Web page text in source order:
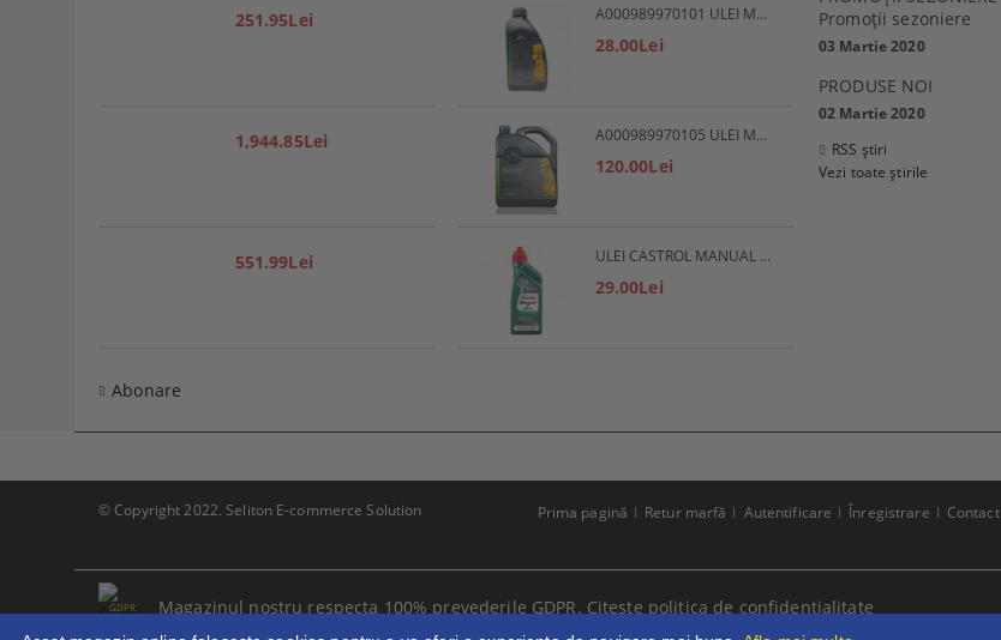
251.95Lei
1,944.85Lei
551.99Lei
Abonare
A000989970101 ULEI MOTOR 5W30 1L MERCEDES
28.00Lei
A000989970105 ULEI MOTOR 5W30 5L MERCEDES
120.00Lei
ULEI CASTROL MANUAL EP 80W90
29.00Lei
Promoţii sezoniere
03 Martie 2020
PRODUSE NOI
02 Martie 2020
RSS știri
Vezi toate știrile
© Copyright 2022. Seliton E-commerce Solution Prima pagină Retur marfă Autentificare Înregistrare Contact
GDPR Magazinul nostru respecta 100% prevederile GDPR. Citeste politica de confidentialitate